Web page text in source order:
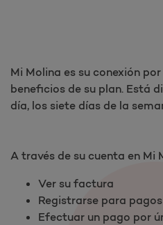
Mi Molina es su conexión
beneficios de su plan. Está
día, los siete días de la
A través de su cuenta en Mi
Ver su factura
Registrarse para
Efectuar un pago por